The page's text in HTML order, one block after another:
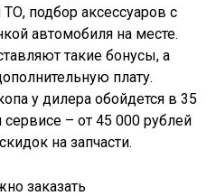
ТО, подбор аксессуаров с
автомобиля на месте.
такие бонусы, а
плату.
у дилера обойдется в 35
– от 45 000 рублей
на запчасти.
заказать